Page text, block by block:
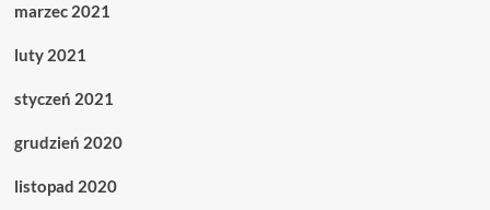
marzec 2021
luty 2021
styczeń 2021
grudzień 2020
listopad 2020